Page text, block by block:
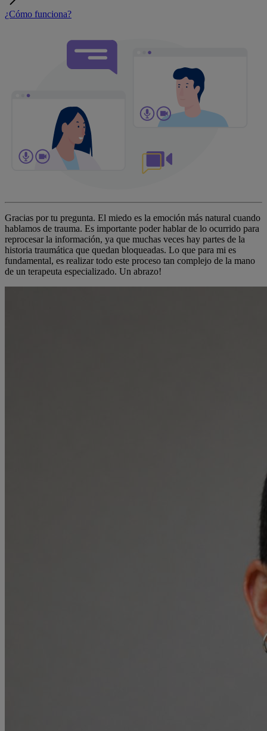
¿Cómo funciona?
Gracias por tu pregunta. El miedo es la emoción más natural cuando
hablamos de trauma. Es importante poder hablar de lo ocurrido para
reprocesar la información, ya que muchas veces hay partes de la
historia traumática que quedan bloqueadas. Lo que para mi es
fundamental, es realizar todo este proceso tan complejo de la mano
de un terapeuta especializado. Un abrazo!